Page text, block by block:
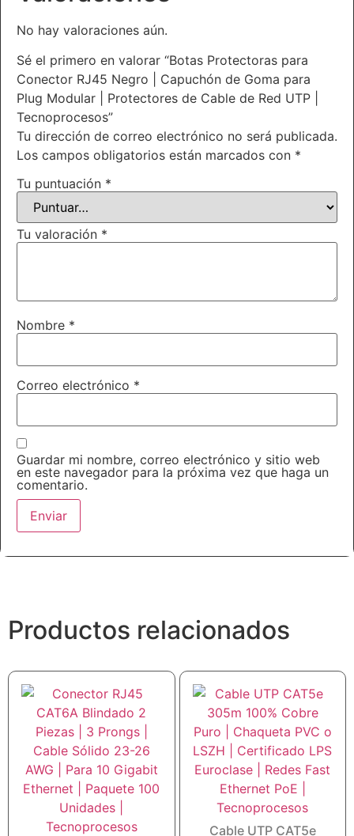
No hay valoraciones aún.
Sé el primero en valorar “Botas Protectoras para
Conector RJ45 Negro | Capuchón de Goma para
Plug Modular | Protectores de Cable de Red UTP |
Tecnoprocesos”
Tu dirección de correo electrónico no será publicada.
Los campos obligatorios están marcados con *
Tu puntuación *
Tu valoración *
Nombre *
Correo electrónico *
Guardar mi nombre, correo electrónico y sitio web
en este navegador para la próxima vez que haga un
comentario.
Productos relacionados
Cable UTP CAT5e